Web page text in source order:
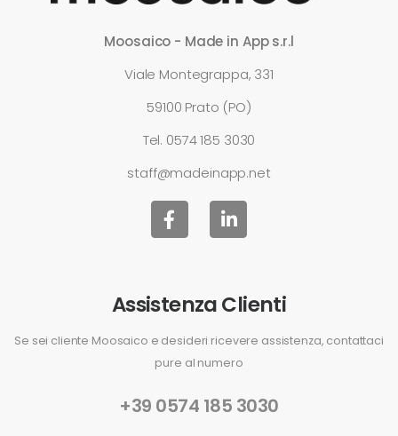
Moosaico - Made in App s.r.l
Viale Montegrappa, 331
59100 Prato (PO)
Tel. 0574 185 3030
staff@madeinapp.net
Assistenza Clienti
Se sei cliente Moosaico e desideri ricevere assistenza, contattaci
pure al numero
+39 0574 185 3030